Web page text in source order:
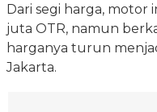
Dari segi harga, motor
juta OTR, namun
harganya turun
Jakarta.